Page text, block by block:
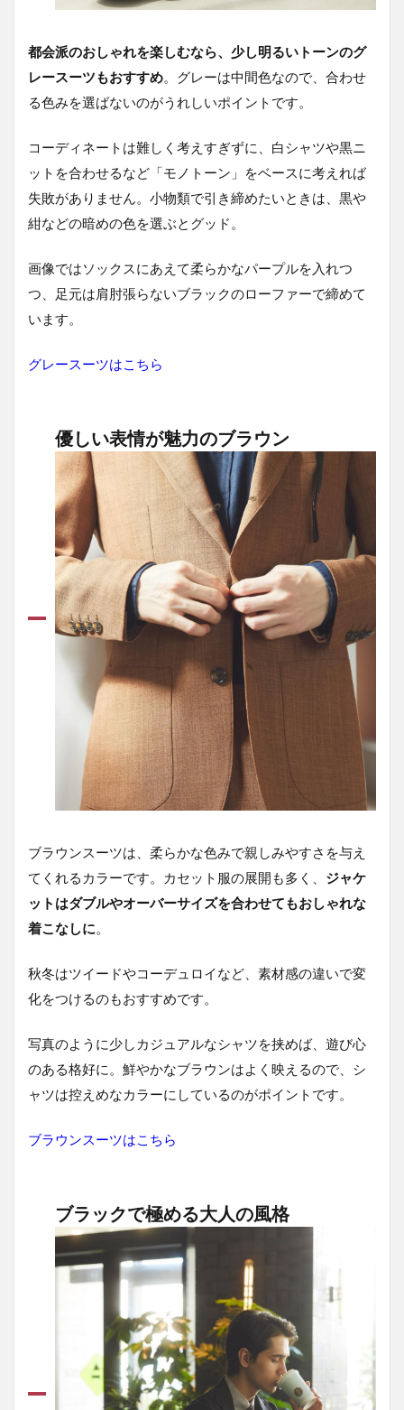
都会派のおしゃれを楽しむなら、少し明るいトーンのグ
レースーツもおすすめ。グレーは中間色なので、合わせ
る色みを選ばないのがうれしいポイントです。
コーディネートは難しく考えすぎずに、白シャツや黒ニ
ットを合わせるなど「モノトーン」をベースに考えれば
失敗がありません。小物類で引き締めたいときは、黒や
紺などの暗めの色を選ぶとグッド。
画像ではソックスにあえて柔らかなパープルを入れつ
つ、足元は肩肘張らないブラックのローファーで締めて
います。
グレースーツはこちら
優しい表情が魅力のブラウン
ブラウンスーツは、柔らかな色みで親しみやすさを与え
てくれるカラーです。カセット服の展開も多く、 ジャケ
ットはダブルやオーバーサイズを合わせてもおしゃれな
着こなしに。
秋冬はツイードやコーデュロイなど、素材感の違いで変
化をつけるのもおすすめです。
写真のように少しカジュアルなシャツを挟めば、遊び心
のある格好に。鮮やかなブラウンはよく映えるので、シ
ャツは控えめなカラーにしているのがポイントです。
ブラウンスーツはこちら
ブラックで極める大人の風格